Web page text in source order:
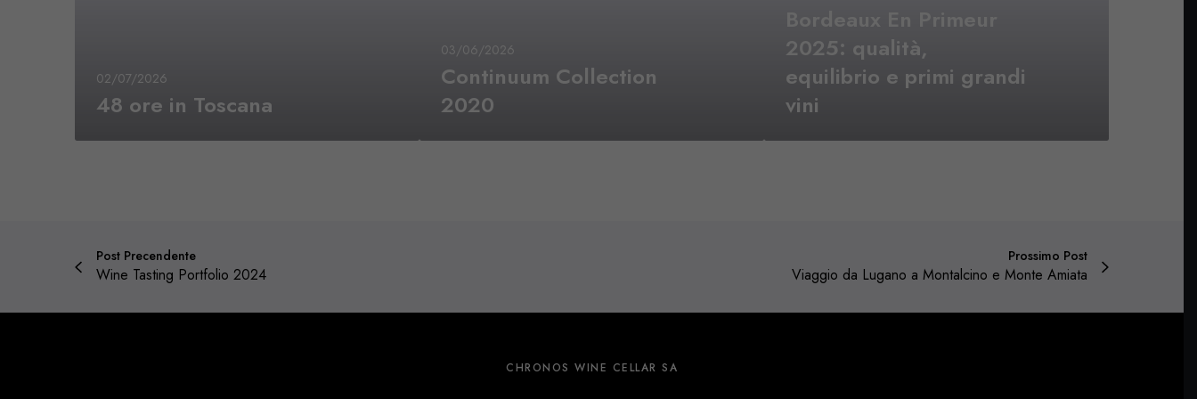
02/07/2026
48 ore in Toscana
03/06/2026
Continuum Collection
2020
2025: qualità,
equilibrio e primi grandi
vini
Post Precendente
Wine Tasting Portfolio 2024
Prossimo Post
Viaggio da Lugano a Montalcino e Monte Amiata
CHRONOS WINE CELLAR SA